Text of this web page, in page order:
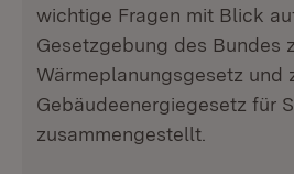
wichtige Fragen mit Blick
Gesetzgebung des Bundes
Wärmeplanungsgesetz und
Gebäudeenergiegesetz für
zusammengestellt.